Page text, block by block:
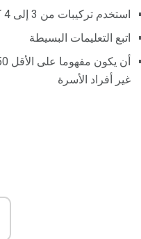
استخدم تركيبات من 3 إلى 4 كلمات
اتبع التعليمات البسيطة
غير أفراد الأسرة